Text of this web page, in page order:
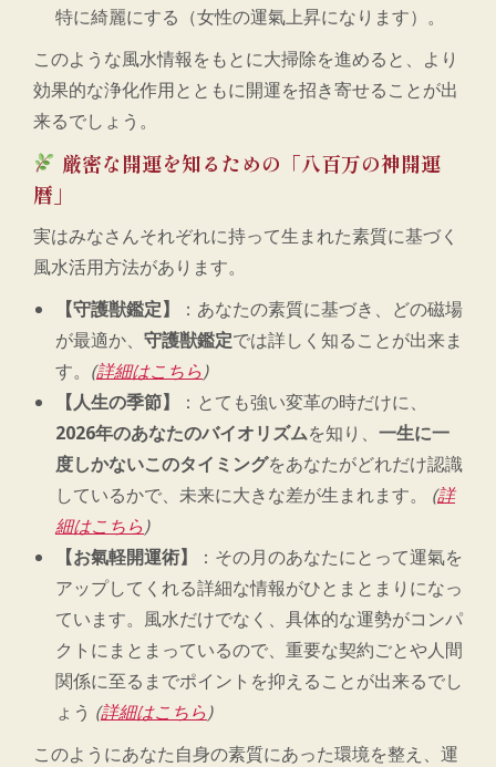
特に綺麗にする（女性の運氣上昇になります）。
このような風水情報をもとに大掃除を進めると、より
効果的な浄化作用とともに開運を招き寄せることが出
来るでしょう。
厳密な開運を知るための「八百万の神開運
暦」
実はみなさんそれぞれに持って生まれた素質に基づく
風水活用方法があります。
【守護獣鑑定】
：あなたの素質に基づき、どの磁場
が最適か、 守護獣鑑定では詳しく知ることが出来ま
す。 (詳細はこちら)
【人生の季節】
：とても強い変革の時だけに、
2026年のあなたのバイオリズムを知り、 一生に一
度しかないこのタイミングをあなたがどれだけ認識
しているかで、未来に大きな差が生まれます。 (詳
細はこちら)
【お氣軽開運術】
：その月のあなたにとって運氣を
アップしてくれる詳細な情報がひとまとまりになっ
ています。風水だけでなく、具体的な運勢がコンパ
クトにまとまっているので、重要な契約ごとや人間
関係に至るまでポイントを抑えることが出来るでし
ょう (詳細はこちら)
このようにあなた自身の素質にあった環境を整え、運